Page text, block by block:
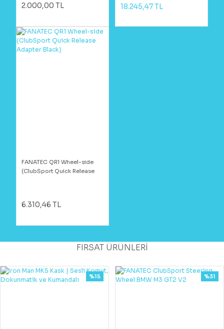
2.000,00 TL 18.245,47 TL
FANATEC QR1 Wheel-side
(ClubSport Quick Release
6.310,46 TL
FIRSAT ÜRÜNLERİ
%15 %31